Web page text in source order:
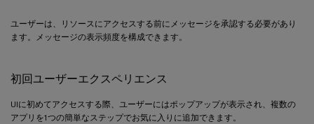
ユーザーは、リソースにアクセスする前にメッセージを承認する必要があり
ます。メッセージの表示頻度を構成できます。
初回ユーザーエクスペリエンス
UIに初めてアクセスする際、ユーザーにはポップアップが表示され、複数の
アプリを1つの簡単なステップでお気に入りに追加できます。